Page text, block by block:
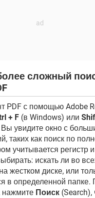
сложный
PDF с помощью Adobe
+ F (в Windows) или
Вы увидите окно с
таких как поиск по
учитывается регистр
искать ли во
жестком диске, или
в определенной папке.
нажмите Поиск (Search),